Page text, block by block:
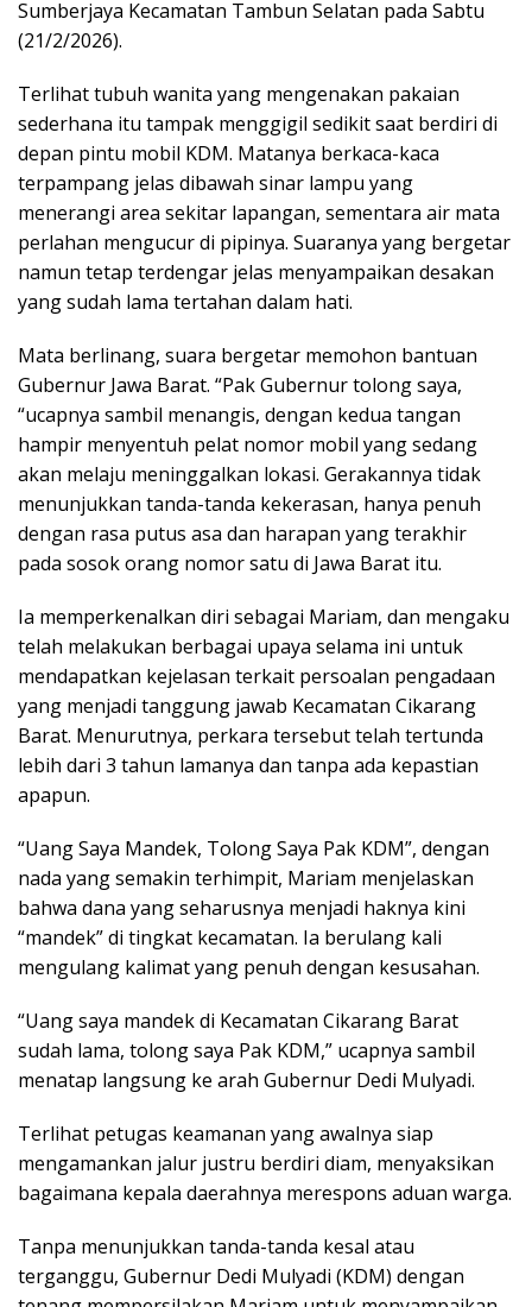
Sumberjaya Kecamatan Tambun Selatan pada Sabtu
(21/2/2026).
Terlihat tubuh wanita yang mengenakan pakaian
sederhana itu tampak menggigil sedikit saat berdiri di
depan pintu mobil KDM. Matanya berkaca-kaca
terpampang jelas dibawah sinar lampu yang
menerangi area sekitar lapangan, sementara air mata
perlahan mengucur di pipinya. Suaranya yang bergetar
namun tetap terdengar jelas menyampaikan desakan
yang sudah lama tertahan dalam hati.
Mata berlinang, suara bergetar memohon bantuan
Gubernur Jawa Barat. “Pak Gubernur tolong saya,
“ucapnya sambil menangis, dengan kedua tangan
hampir menyentuh pelat nomor mobil yang sedang
akan melaju meninggalkan lokasi. Gerakannya tidak
menunjukkan tanda-tanda kekerasan, hanya penuh
dengan rasa putus asa dan harapan yang terakhir
pada sosok orang nomor satu di Jawa Barat itu.
Ia memperkenalkan diri sebagai Mariam, dan mengaku
telah melakukan berbagai upaya selama ini untuk
mendapatkan kejelasan terkait persoalan pengadaan
yang menjadi tanggung jawab Kecamatan Cikarang
Barat. Menurutnya, perkara tersebut telah tertunda
lebih dari 3 tahun lamanya dan tanpa ada kepastian
apapun.
“Uang Saya Mandek, Tolong Saya Pak KDM”, dengan
nada yang semakin terhimpit, Mariam menjelaskan
bahwa dana yang seharusnya menjadi haknya kini
“mandek” di tingkat kecamatan. Ia berulang kali
mengulang kalimat yang penuh dengan kesusahan.
“Uang saya mandek di Kecamatan Cikarang Barat
sudah lama, tolong saya Pak KDM,” ucapnya sambil
menatap langsung ke arah Gubernur Dedi Mulyadi.
Terlihat petugas keamanan yang awalnya siap
mengamankan jalur justru berdiri diam, menyaksikan
bagaimana kepala daerahnya merespons aduan warga.
Tanpa menunjukkan tanda-tanda kesal atau
terganggu, Gubernur Dedi Mulyadi (KDM) dengan